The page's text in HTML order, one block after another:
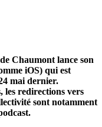
Chaumont lance son
iOS) qui est
mai dernier.
les redirections vers
sont notamment